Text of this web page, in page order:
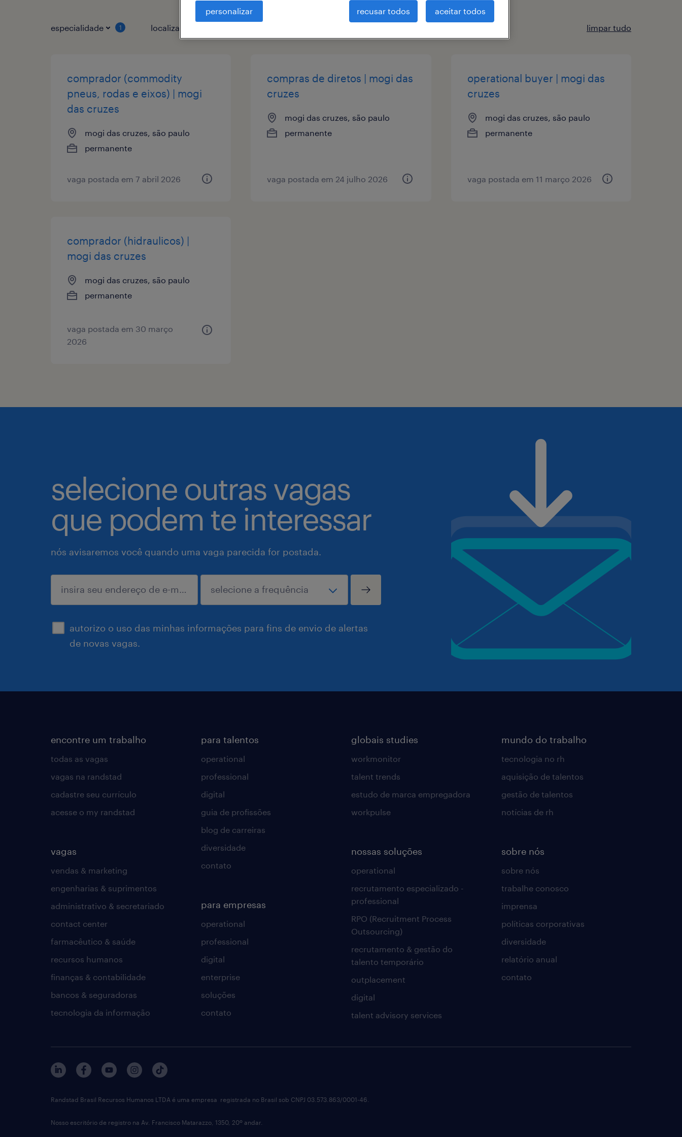
especialidade 1 localização limpar tudo
comprador (commodity
pneus, rodas e eixos) | mogi
das cruzes
mogi das cruzes, são paulo
permanente
vaga postada em 7 abril 2026
compras de diretos | mogi das
cruzes
mogi das cruzes, são paulo
permanente
vaga postada em 24 julho 2026
operational buyer | mogi das
cruzes
mogi das cruzes, são paulo
permanente
vaga postada em 11 março 2026
comprador (hidraulicos) |
mogi das cruzes
mogi das cruzes, são paulo
permanente
vaga postada em 30 março
2026
selecione outras vagas
que podem te interessar
nós avisaremos você quando uma vaga parecida for postada.
autorizo o uso das minhas informações para fins de envio de alertas
de novas vagas.
enviar
encontre um trabalho
todas as vagas
vagas na randstad
cadastre seu currículo
acesse o my randstad
vagas
vendas & marketing
engenharias & suprimentos
administrativo & secretariado
contact center
farmacêutico & saúde
recursos humanos
finanças & contabilidade
bancos & seguradoras
tecnologia da informação
para talentos
operational
professional
digital
guia de profissões
blog de carreiras
diversidade
contato
para empresas
operational
professional
digital
enterprise
soluções
contato
globais studies
workmonitor
talent trends
estudo de marca empregadora
workpulse
nossas soluções
operational
recrutamento especializado -
professional
RPO (Recruitment Process
Outsourcing)
recrutamento & gestão do
talento temporário
outplacement
digital
talent advisory services
mundo do trabalho
tecnologia no rh
aquisição de talentos
gestão de talentos
notícias de rh
sobre nós
sobre nós
trabalhe conosco
imprensa
políticas corporativas
diversidade
relatório anual
contato
Randstad Brasil Recursos Humanos LTDA é uma empresa registrada no Brasil sob CNPJ 03.573.863/0001-46.
Nosso escritório de registro na Av. Francisco Matarazzo, 1350, 20º andar.
personalizar recusar todos aceitar todos